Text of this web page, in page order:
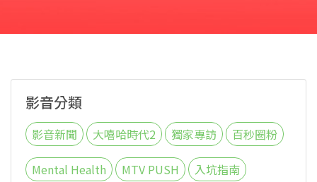
影音分類
影音新聞 大嘻哈時代2 獨家專訪 百秒圈粉
Mental Health MTV PUSH 入坑指南